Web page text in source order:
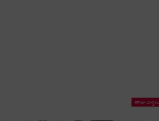
తాజా